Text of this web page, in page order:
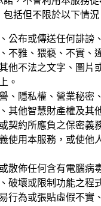
括但不限於以下情況
公布或傳送任何誹謗
不雅、猥褻、不實、
他不法之文字、圖片
。
、隱私權、營業秘密
其他智慧財產權及其
契約所應負之保密義
使用本服務，或使他
散佈任何含有電腦病
破壞或限制功能之程
行為或張貼虛假不實